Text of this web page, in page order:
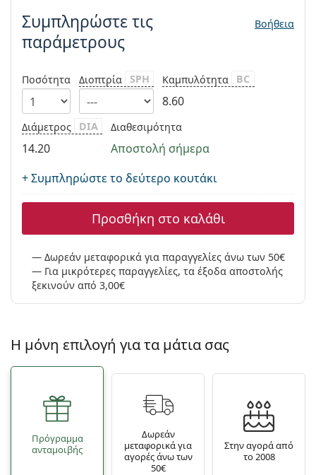
Prada
Συμπληρώστε τις
παράμετρους
Βοήθεια
Ποσότητα Διοπτρία SPH Καμπυλότητα BC
8.60
Διάμετρος DIA
14.20
Διαθεσιμότητα
Αποστολή σήμερα
+ Συμπληρώστε το δεύτερο κουτάκι
Προσθήκη στο καλάθι
Δωρεάν μεταφορικά για παραγγελίες άνω των 50€
Για μικρότερες παραγγελίες, τα έξοδα αποστολής
ξεκινούν από 3,00€
Η μόνη επιλογή για τα μάτια σας
Πρόγραμμα
ανταμοιβής
Δωρεάν
μεταφορικά για
αγορές άνω των
50€
Στην αγορά από
το 2008